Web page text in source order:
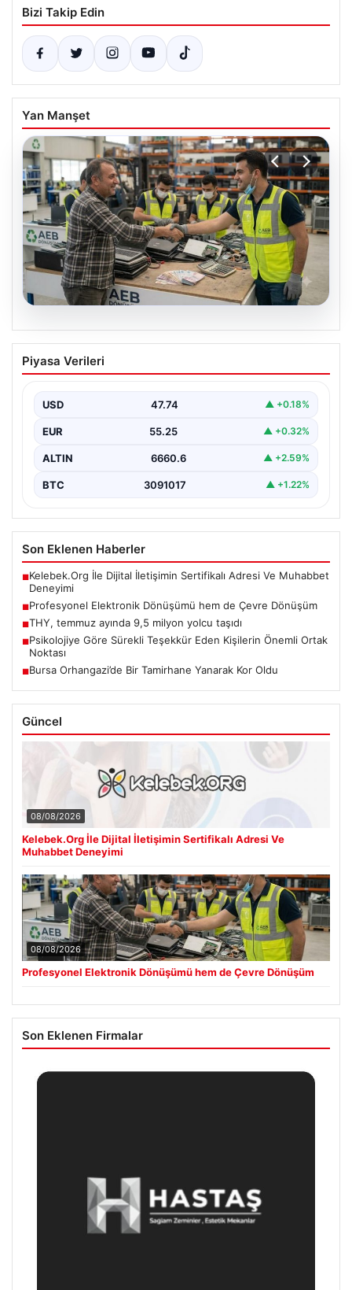
Bizi Takip Edin
Yan Manşet
Profesyonel Elektronik Dönüşümü hem
de Çevre Dönüşüm
altyapı envanterlerini belirli aralıklarla yenilemektedir.
Söz konusu güncelleme…
Piyasa Verileri
USD 47.74 ▲ +0.18%
EUR 55.25 ▲ +0.32%
ALTIN 6660.6 ▲ +2.59%
BTC 3091017 ▲ +1.22%
Son Eklenen Haberler
■Kelebek.Org İle Dijital İletişimin Sertifikalı Adresi Ve Muhabbet
Deneyimi
■Profesyonel Elektronik Dönüşümü hem de Çevre Dönüşüm
■THY, temmuz ayında 9,5 milyon yolcu taşıdı
■Psikolojiye Göre Sürekli Teşekkür Eden Kişilerin Önemli Ortak
Noktası
■Bursa Orhangazi’de Bir Tamirhane Yanarak Kor Oldu
Güncel
08/08/2026
Kelebek.Org İle Dijital İletişimin Sertifikalı Adresi Ve
Muhabbet Deneyimi
08/08/2026
Profesyonel Elektronik Dönüşümü hem de Çevre Dönüşüm
Son Eklenen Firmalar